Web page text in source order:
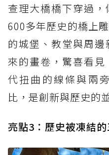
查理大橋橋下穿過
600多年歷史的橋上
的城堡、教堂與周
來的畫卷，驚喜看
代扭曲的線條與兩
比，是創新與歷史的
亮點3：歷史被凍結的